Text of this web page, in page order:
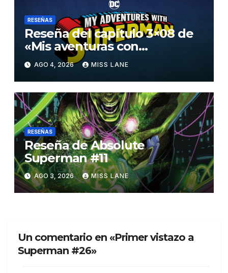
RESEÑAS
Reseña del capítulo 3×08 de
«Mis aventuras con
Superman»
AGO 4, 2026 MISS LANE
RESEÑAS
Reseña de Absolute
Superman #11
AGO 3, 2026 MISS LANE
Un comentario en «Primer vistazo a
Superman #26»